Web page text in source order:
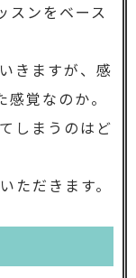
スンをベース
きますが、感
覚なのか。
しまうのはど
ただきます。